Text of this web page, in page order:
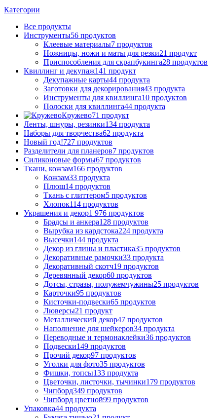
Категории
Все продукты
Инструменты56 продуктов
Клеевые материалы7 продуктов
Ножницы, ножи и маты для резки21 продукт
Приспособления для скрапбукинга28 продуктов
Квиллинг и декупаж141 продукт
Декупажные карты44 продукта
Заготовки для декорирования43 продукта
Инструменты для квиллинга10 продуктов
Полоски для квиллинга44 продукта
Кружево71 продукт
Ленты, шнуры, резинки134 продукта
Наборы для творчества62 продукта
Новый год!727 продуктов
Разделители для планеров7 продуктов
Силиконовые формы67 продуктов
Ткани, кожзам166 продуктов
Кожзам33 продукта
Плюш14 продуктов
Ткань с глиттером5 продуктов
Хлопок114 продуктов
Украшения и декор1 976 продуктов
Брадсы и анкера128 продуктов
Вырубка из кардстока224 продукта
Высечки144 продукта
Декор из глины и пластика35 продуктов
Декоративные рамочки33 продукта
Декоративный скотч19 продуктов
Деревянный декор60 продуктов
Дотсы, стразы, полужемчужины25 продуктов
Карточки95 продуктов
Кисточки-подвески65 продуктов
Люверсы21 продукт
Металлический декор47 продуктов
Наполнение для шейкеров34 продукта
Переводные и термонаклейки36 продуктов
Подвески149 продуктов
Прочий декор97 продуктов
Уголки для фото35 продуктов
Фишки, топсы133 продукта
Цветочки, листочки, тычинки179 продуктов
Чипборд349 продуктов
Чипборд цветной99 продуктов
Упаковка44 продукта